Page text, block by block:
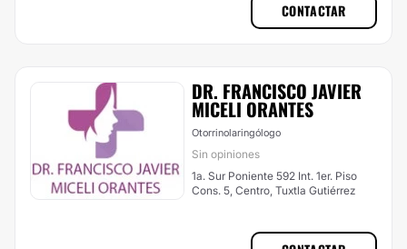
CONTACTAR
DR. FRANCISCO JAVIER
MICELI ORANTES
Otorrinolaringólogo
Sin opiniones
1a. Sur Poniente 592 Int. 1er. Piso
Cons. 5, Centro, Tuxtla Gutiérrez